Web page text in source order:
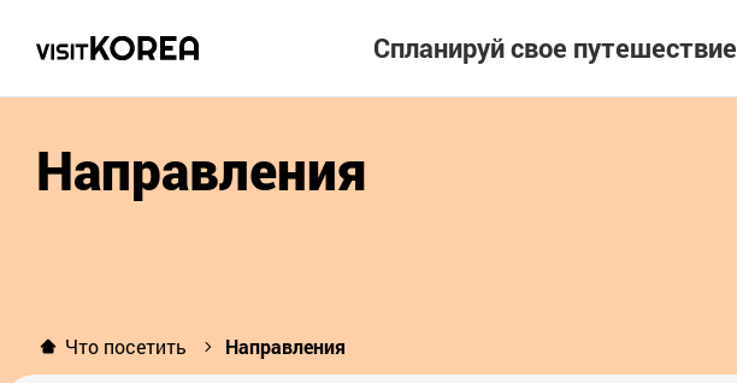
Спланируй свое путешествие
Направления
Что посетить Направления